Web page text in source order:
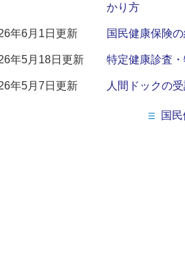
かり方
年6月1日更新 国民健康保険
年5月18日更新 特定健康診査
年5月7日更新 人間ドックの
国